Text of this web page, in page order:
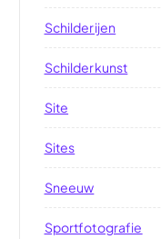
Schilderijen
Schilderkunst
Site
Sites
Sneeuw
Sportfotografie